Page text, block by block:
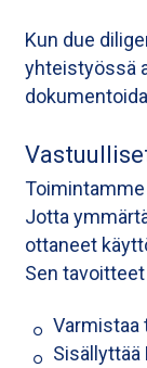
Kun due
yhteistyössä
Jotta
ottaneet
Sen
Sisällyttää